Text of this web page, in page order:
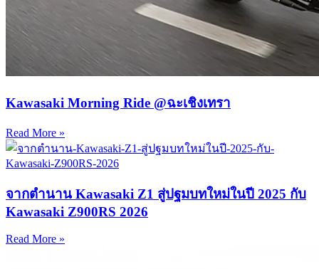
Kawasaki Morning Ride @ฉะเชิงเทรา
Read More »
จากตำนาน Kawasaki Z1 สู่ปฐมบทใหม่ในปี 2025 กับ
Kawasaki Z900RS 2026
Read More »